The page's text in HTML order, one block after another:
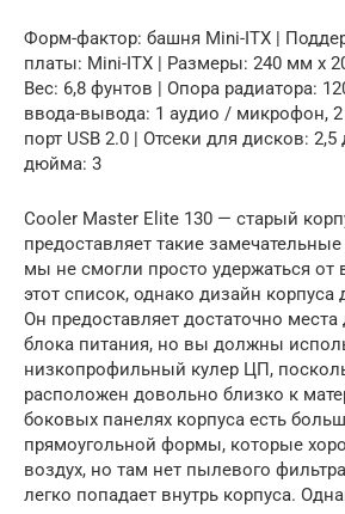
Форм-фактор: башня Mini-ITX |
платы: Mini-ITX | Размеры: 240 мм x
Вес: 6,8 фунтов | Опора радиатора:
ввода-вывода: 1 аудио / микрофон, 2
порт USB 2.0 | Отсеки для дисков:
дюйма: 3
Cooler Master Elite 130 — старый
предоставляет такие
мы не смогли просто удержаться от
этот список, однако дизайн
Он предоставляет достаточно
блока питания, но вы должны
низкопрофильный кулер ЦП,
расположен довольно близко к
боковых панелях корпуса есть
прямоугольной формы, которые
воздух, но там нет пылевого
легко попадает внутрь корпуса.